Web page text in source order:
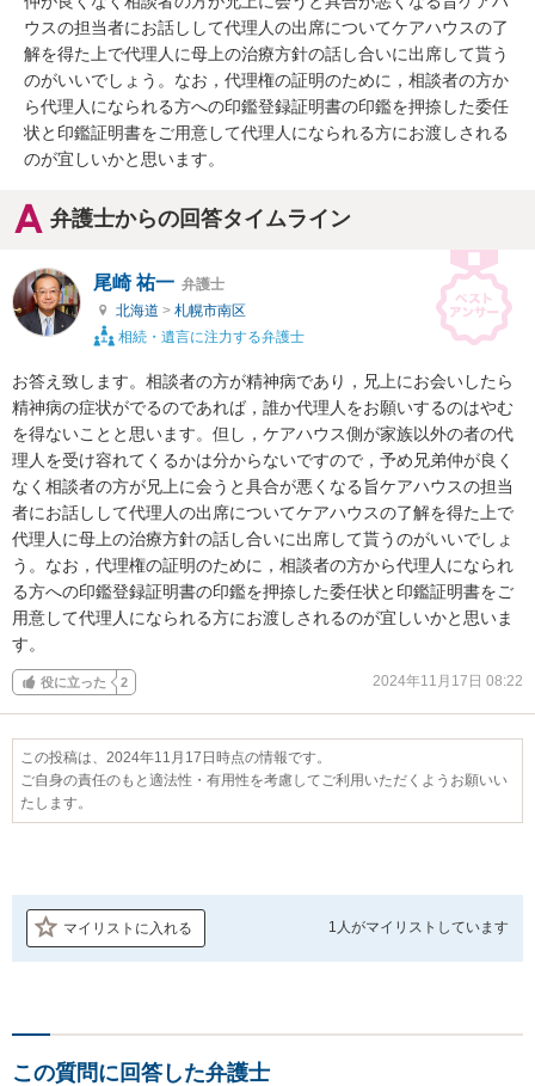
ウスの担当者にお話しして代理人の出席についてケアハウスの了
解を得た上で代理人に母上の治療方針の話し合いに出席して貰う
のがいいでしょう。なお，代理権の証明のために，相談者の方か
ら代理人になられる方への印鑑登録証明書の印鑑を押捺した委任
状と印鑑証明書をご用意して代理人になられる方にお渡しされる
のが宜しいかと思います。
弁護士からの回答タイムライン
尾崎 祐一 弁護士
北海道 > 札幌市南区
相続・遺言に注力する弁護士
お答え致します。相談者の方が精神病であり，兄上にお会いしたら
精神病の症状がでるのであれば，誰か代理人をお願いするのはやむ
を得ないことと思います。但し，ケアハウス側が家族以外の者の代
理人を受け容れてくるかは分からないですので，予め兄弟仲が良く
なく相談者の方が兄上に会うと具合が悪くなる旨ケアハウスの担当
者にお話しして代理人の出席についてケアハウスの了解を得た上で
代理人に母上の治療方針の話し合いに出席して貰うのがいいでしょ
う。なお，代理権の証明のために，相談者の方から代理人になられ
る方への印鑑登録証明書の印鑑を押捺した委任状と印鑑証明書をご
用意して代理人になられる方にお渡しされるのが宜しいかと思いま
す。
役に立った 2 2024年11月17日 08:22
この投稿は、2024年11月17日時点の情報です。
ご自身の責任のもと適法性・有用性を考慮してご利用いただくようお願いい
たします。
マイリストに入れる 1人がマイリストしています
この質問に回答した弁護士